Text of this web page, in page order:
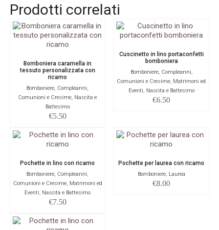
Prodotti correlati
Bomboniera caramella in
tessuto personalizzata con
ricamo
Bomboniere, Compleanni,
Comunioni e Cresime, Nascita e
Battesimo
€5.50
Cuscinetto in lino portaconfetti
bomboniera
Bomboniere, Compleanni,
Comunioni e Cresime, Matrimoni ed
Eventi, Nascita e Battesimo
€6.50
Pochette in lino con ricamo
Bomboniere, Compleanni,
Comunioni e Cresime, Matrimoni ed
Eventi, Nascita e Battesimo
€7.50
Pochette per laurea con ricamo
Bomboniere, Laurea
€8.00